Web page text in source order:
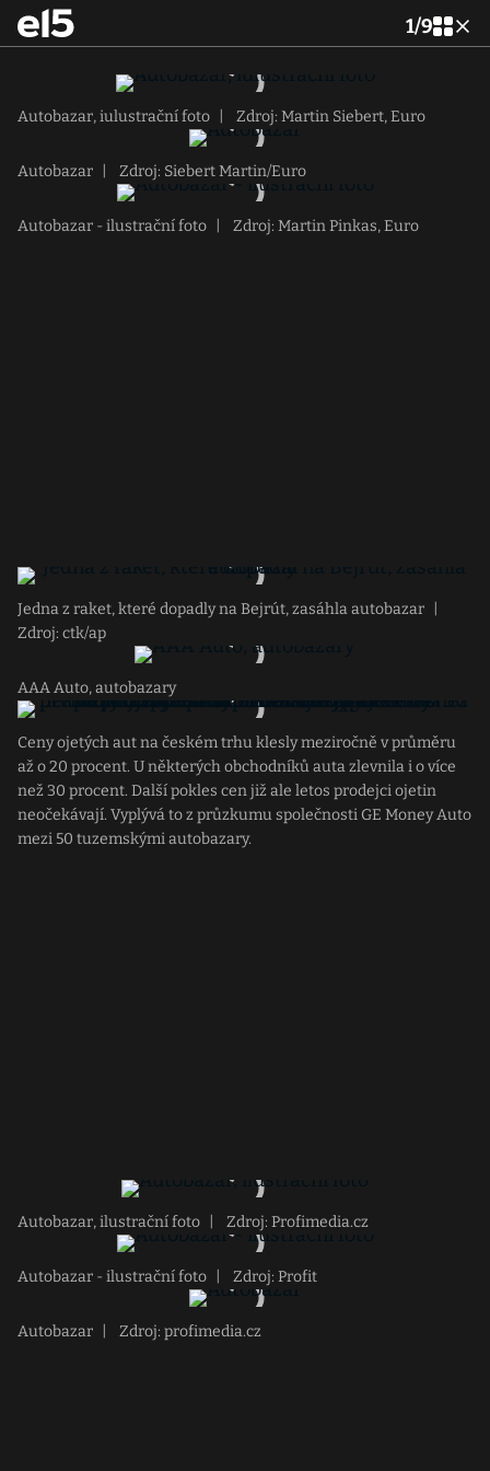
1/9
Autobazar, iulustrační foto Zdroj: Martin Siebert, Euro
Autobazar Zdroj: Siebert Martin/Euro
Autobazar - ilustrační foto Zdroj: Martin Pinkas, Euro
Jedna z raket, které dopadly na Bejrút, zasáhla autobazar
Zdroj: ctk/ap
AAA Auto, autobazary
Ceny ojetých aut na českém trhu klesly meziročně v průměru
až o 20 procent. U některých obchodníků auta zlevnila i o více
než 30 procent. Další pokles cen již ale letos prodejci ojetin
neočekávají. Vyplývá to z průzkumu společnosti GE Money Auto
mezi 50 tuzemskými autobazary.
Autobazar, ilustrační foto Zdroj: Profimedia.cz
Autobazar - ilustrační foto Zdroj: Profit
Autobazar Zdroj: profimedia.cz